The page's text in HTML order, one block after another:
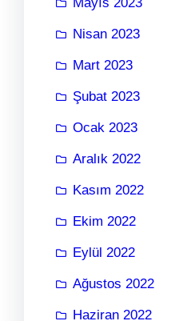
Nisan 2023
Mart 2023
Şubat 2023
Ocak 2023
Aralık 2022
Kasım 2022
Ekim 2022
Eylül 2022
Ağustos 2022
Haziran 2022